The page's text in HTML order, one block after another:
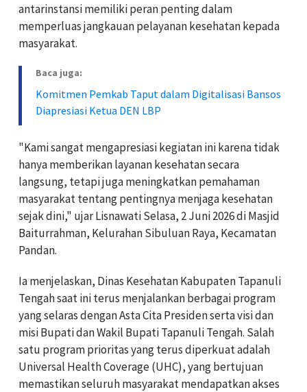
antarinstansi memiliki peran penting dalam
memperluas jangkauan pelayanan kesehatan kepada
masyarakat.
Baca juga:
Komitmen Pemkab Taput dalam Digitalisasi Bansos
Diapresiasi Ketua DEN LBP
"Kami sangat mengapresiasi kegiatan ini karena tidak
hanya memberikan layanan kesehatan secara
langsung, tetapi juga meningkatkan pemahaman
masyarakat tentang pentingnya menjaga kesehatan
sejak dini," ujar Lisnawati Selasa, 2 Juni 2026 di Masjid
Baiturrahman, Kelurahan Sibuluan Raya, Kecamatan
Pandan.
Ia menjelaskan, Dinas Kesehatan Kabupaten Tapanuli
Tengah saat ini terus menjalankan berbagai program
yang selaras dengan Asta Cita Presiden serta visi dan
misi Bupati dan Wakil Bupati Tapanuli Tengah. Salah
satu program prioritas yang terus diperkuat adalah
Universal Health Coverage (UHC), yang bertujuan
memastikan seluruh masyarakat mendapatkan akses